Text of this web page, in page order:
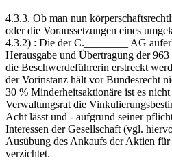
4.3.3. Ob man nun
oder die Voraussetzungen eines
4.3.2) : Die der C.________ AG
Herausgabe und Übertragung der
die Beschwerdeführerin erstreckt
der Vorinstanz hält vor Bundesrecht
30 % Minderheitsaktionäre ist es
Verwaltungsrat die
Acht lässt und - aufgrund seiner
Interessen der Gesellschaft (vgl.
Ausübung des Ankaufs der Aktien
verzichtet.